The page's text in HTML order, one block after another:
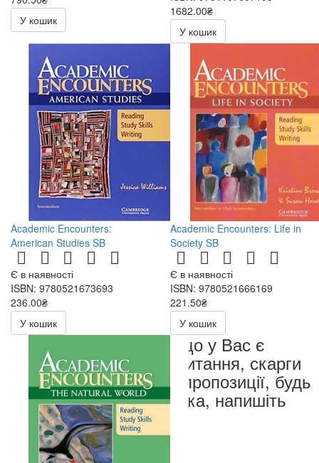
930.00₴
У кошик
1682.00₴
У кошик
Academic Encounters:
American Studies SB
Є в наявності
ISBN: 9780521673693
236.00₴
472.00₴
У кошик
Academic Encounters: Life in
Society SB
Є в наявності
ISBN: 9780521666169
221.50₴
443.00₴
У кошик
Якщо у Вас є
запитання, скарги
чи пропозиції, будь
ласка, напишіть